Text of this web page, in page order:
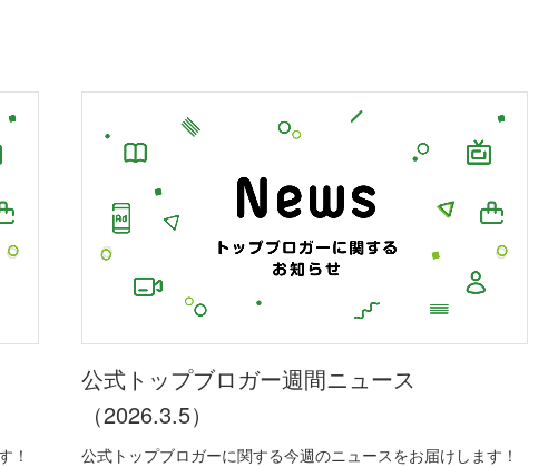
！
公式トップブロガー週間ニュース
（2026.3.5）
公式トップブロガーに関する今週のニュースをお届けします！